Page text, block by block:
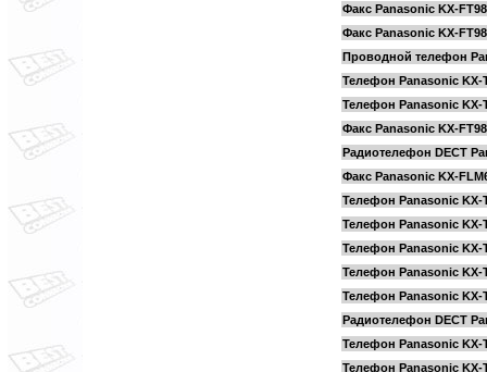
Факс Panasonic KX-
Факс Panasonic KX-
Проводной телефон
Телефон Panasonic KX-
Телефон Panasonic KX-
Факс Panasonic KX-
Радиотелефон DECT
Факс Panasonic KX-
Телефон Panasonic KX-
Телефон Panasonic KX-
Телефон Panasonic KX-
Телефон Panasonic KX-
Телефон Panasonic KX-
Радиотелефон DECT
Телефон Panasonic KX-
Телефон Panasonic KX-